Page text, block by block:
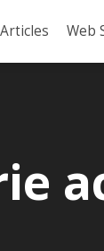
Articles Web